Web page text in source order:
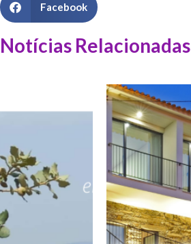
Facebook
Notícias Relacionadas